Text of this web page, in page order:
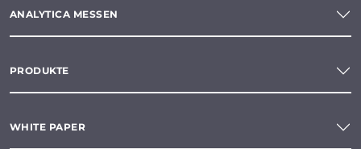
ANALYTICA MESSEN
PRODUKTE
WHITE PAPER